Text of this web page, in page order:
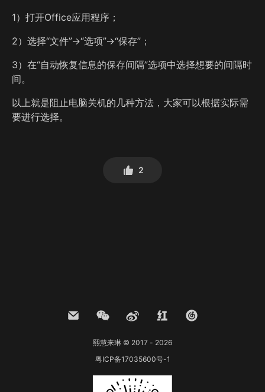
1）打开Office应用程序；
2）选择“文件”→“选项”→“保存”；
3）在“自动恢复信息的保存间隔”选项中选择想要的间隔时
间。
以上就是阻止电脑关机的几种方法，大家可以根据实际需
要进行选择。
2
熙慧来琳 © 2017 - 2026
粤ICP备17035600号-1